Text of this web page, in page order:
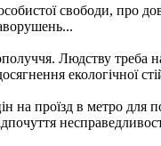
свободи, про
Людству
екологічної
на проїзд в метро для